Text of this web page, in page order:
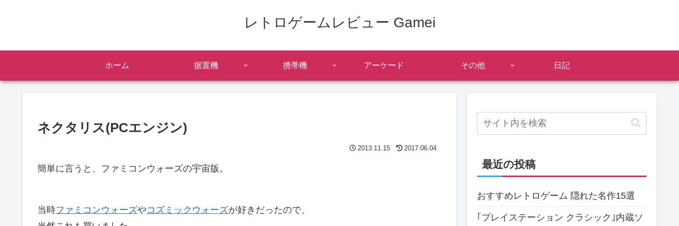
レトロゲームレビュー Gamei
ホーム 据置機 携帯機 アーケード その他 日記
ネクタリス(PCエンジン)
2013.11.15 2017.06.04
簡単に言うと、ファミコンウォーズの宇宙版。
当時ファミコンウォーズやコズミックウォーズが好きだったので、
最近の投稿
おすすめレトロゲーム 隠れた名作15選
｢プレイステーション クラシック｣内蔵ソ